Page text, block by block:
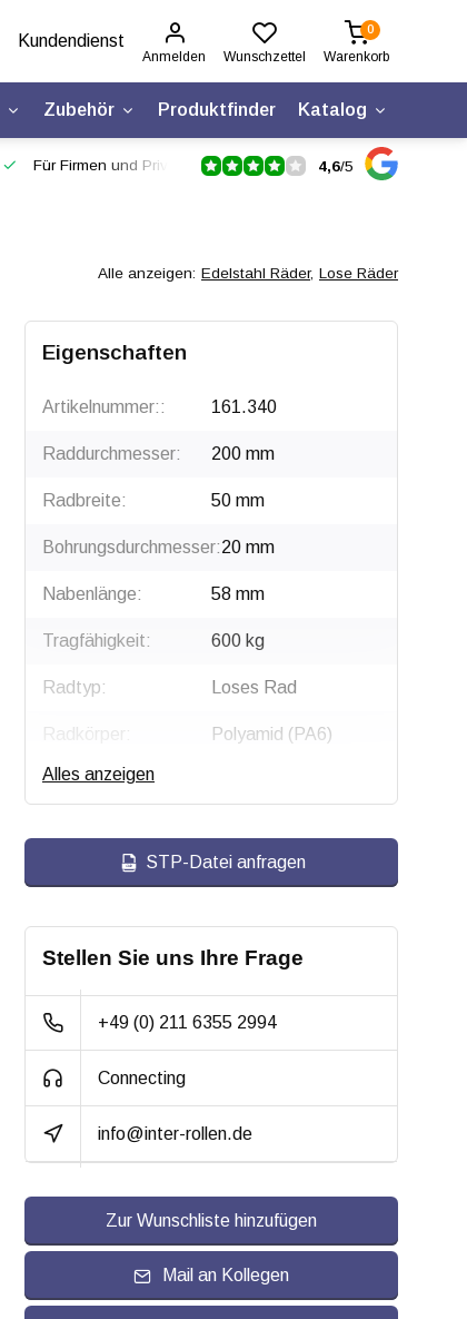
Kundendienst
Anmelden Wunschzettel
0
Warenkorb
Zubehör Produktfinder Katalog
Für Firmen und Privatpersonen 4,6/5
Alle anzeigen: Edelstahl Räder, Lose Räder
Eigenschaften
Artikelnummer:: 161.340
Raddurchmesser: 200 mm
Radbreite: 50 mm
Bohrungsdurchmesser:20 mm
Nabenlänge: 58 mm
Tragfähigkeit: 600 kg
Radtyp: Loses Rad
Radkörper: Polyamid (PA6)
Radlagerung:
gespritzt
Rollwiderstand:
Verschleißfest:
Dämpfung:
Temperatur:
Passend für:
Glatte bis leicht
unebene Böden
Alles anzeigen
STP-Datei anfragen
Stellen Sie uns Ihre Frage
+49 (0) 211 6355 2994
Connecting
info@inter-rollen.de
Zur Wunschliste hinzufügen
Mail an Kollegen